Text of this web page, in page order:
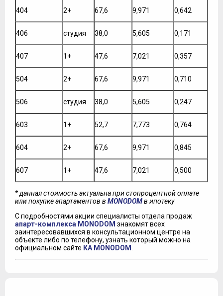
404 2+ 67,6 9,971 0,642
406 студия 38,0 5,605 0,171
407 1+ 47,6 7,021 0,357
504 2+ 67,6 9,971 0,710
506 студия 38,0 5,605 0,247
603 1+ 52,7 7,773 0,764
604 2+ 67,6 9,971 0,845
607 1+ 47,6 7,021 0,500
* данная стоимость актуальна при стопроцентной оплате
или покупке апартаментов в MONODOMв ипотеку
С подробностями акции специалисты отдела продаж
апарт-комплекса MONODOM знакомят всех
заинтересовавшихся в консультационном центре на
объекте либо по телефону, узнать который можно на
официальном сайте КА MONODOM